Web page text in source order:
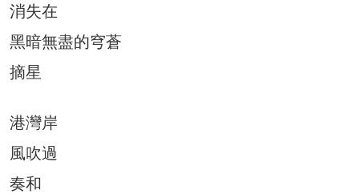
消失在
黑暗無盡的穹蒼
摘星
港灣岸
風吹過
奏和